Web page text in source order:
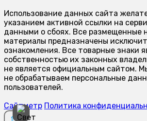
Использование данных сайта
указанием активной ссылки на
данными о сбоях. Все размещенные
материалы предназначены
ознакомления. Все товарные знаки
собственностью их законных
не является официальным сайтом.
не обрабатываем персональные
пользователей.
Сайтметр Политика